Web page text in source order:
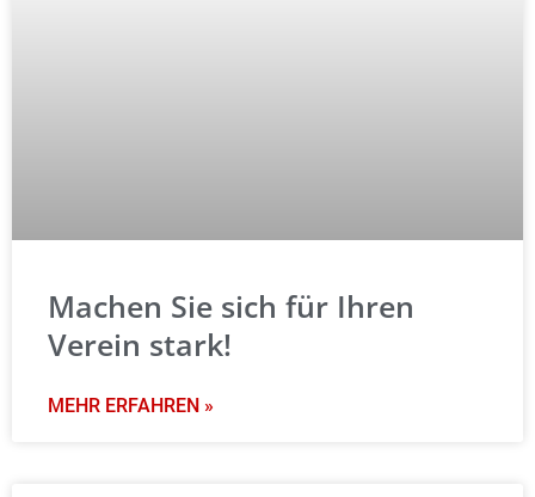
Machen Sie sich für Ihren
Verein stark!
MEHR ERFAHREN »